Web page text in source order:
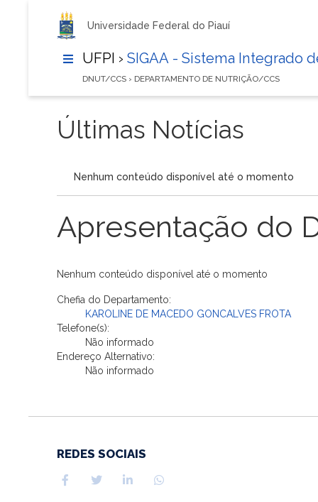
Universidade Federal do Piauí
UFPI › SIGAA - Sistema Integrado
DNUT/CCS › DEPARTAMENTO DE NUTRIÇÃO/CCS
Últimas Notícias
Nenhum conteúdo disponível até o momento
Apresentação do
Nenhum conteúdo disponível até o momento
Chefia do Departamento:
KAROLINE DE MACEDO GONCALVES FROTA
Telefone(s):
Não informado
Endereço Alternativo:
Não informado
REDES SOCIAIS